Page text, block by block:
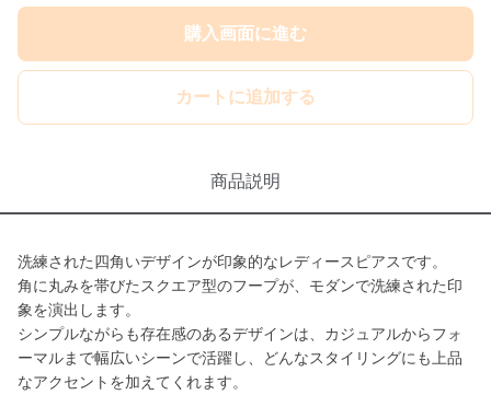
購入画面に進む
カートに追加する
商品説明
洗練された四角いデザインが印象的なレディースピアスです。
角に丸みを帯びたスクエア型のフープが、モダンで洗練された印
象を演出します。
シンプルながらも存在感のあるデザインは、カジュアルからフォ
ーマルまで幅広いシーンで活躍し、どんなスタイリングにも上品
なアクセントを加えてくれます。